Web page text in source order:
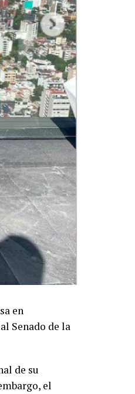
en
Senado de la
de su
el